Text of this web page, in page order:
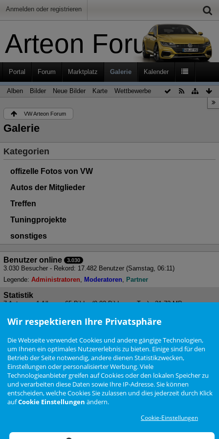
Anmelden oder registrieren
Arteon Forum
Portal Forum Marktplatz Galerie Kalender
Alben Bilder Neue Bilder Karte Wettbewerbe
VW Arteon Forum
Galerie
Kategorien
offizelle Fotos von VW
Autos der Mitglieder
Treffen
Tuningprojekte
sonstiges
Benutzer online 3.030
3.030 Besucher - Rekord: 17.482 Benutzer (Samstag, 06:11)
Legende: Administratoren Moderatoren Partner
Statistik
7 Autoren - 1 Album - 65 Bilder (0,02 Bilder pro Tag) - 31,73 MB
Nutzungsbedingungen Datenschutzerklärung Impressum Newsletter
Cookie Einstellungen
Zur Desktop Ansicht wechseln
offizielles Angebot der Volkswagen AG
Konzept, Realisierung und Design:BigMammut Webdesign
Wir respektieren Ihre Privatsphäre
Die Webseite verwendet Cookies und andere gängige Technologien,
um Ihnen ein optimales Nutzererlebnis zu bieten. Einige sind für den
Betrieb der Seite notwendig, andere dienen Statistikzwecken,
Einstellungen oder personalisierter Werbung. Viele
Technologieanbieter greifen auf Cookies oder den lokalen Speicher zu
und verarbeiten diese Daten sowie Ihre IP-Adresse. Sie können
entscheiden, welche Cookies Sie zulassen und dies jederzeit durch Klick
aufCookie Einstellungen ändern.
Cookie-Einstellungen